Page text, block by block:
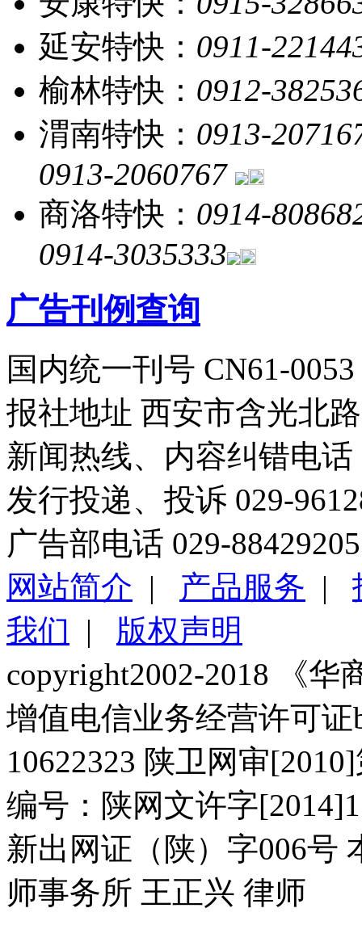
延安特快： 0911-
榆林特快： 0912-
渭南特快： 0913-
0913-2060767
商洛特快： 0914-
0914-3035333
广告刊例查询
国内统一刊号 CN61-0053
报社地址 西安市含光北
新闻热线、内容纠错电话
发行投递、投诉 029-
广告部电话 029-88429205
网站简介 | 产品服务 |
我们 | 版权声明
copyright2002-2018 《华
增值电信业务经营许可证
10622323 陕卫网审
编号：陕网文许字
新出网证（陕）字006号
师事务所 王正兴 律师